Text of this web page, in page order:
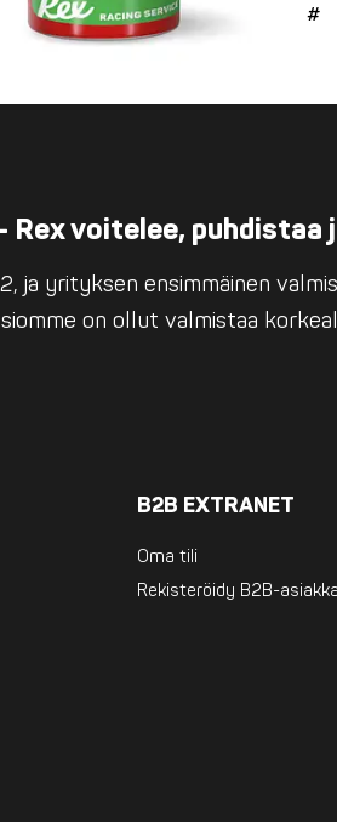
#34
Rex voitelee,
ja yrityksen ensimmäinen
on ollut valmistaa
B2B EXTRANET
Oma tili
Rekisteröidy B2B-